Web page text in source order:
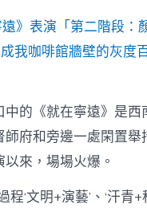
遠》表演「第二階段
我咖啡館牆壁的灰度
中的《就在寧遠》是
師府和旁邊一處閑置
以來，場場火爆。
程‘文明+演藝’、‘汗青